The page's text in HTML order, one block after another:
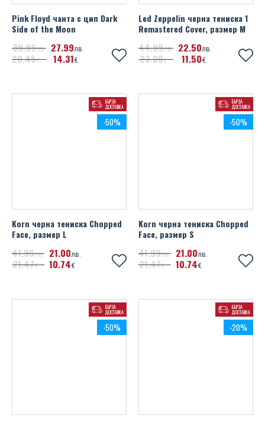
Pink Floyd чанта с цип Dark
Side of the Moon
3999лв.
2045€
27 99лв.
14 31€
Led Zeppelin черна тениска 1
Remastered Cover, размер M
4499лв.
2300€
22 50лв.
11 50€
БЪРЗА
ДОСТАВКА
-50%
Korn черна тениска Chopped
Face, размер L
4199лв.
2147€
21 00лв.
10 74€
БЪРЗА
ДОСТАВКА
-50%
Korn черна тениска Chopped
Face, размер S
4199лв.
2147€
21 00лв.
10 74€
БЪРЗА
ДОСТАВКА
-50%
БЪРЗА
ДОСТАВКА
-20%